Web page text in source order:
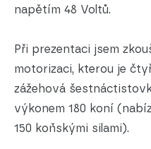
napětím 48 Voltů.
Při prezentaci jsem
motorizaci, kterou je
zážehová
výkonem 180 koní
150 koňskými silami).